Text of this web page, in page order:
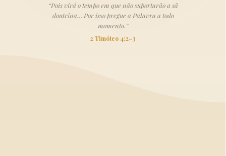
“Pois virá o tempo em que não suportarão a sã
doutrina… Por isso pregue a Palavra a todo
momento.”
2 Timóteo 4:2–3